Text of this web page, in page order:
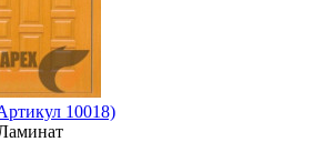
10018)